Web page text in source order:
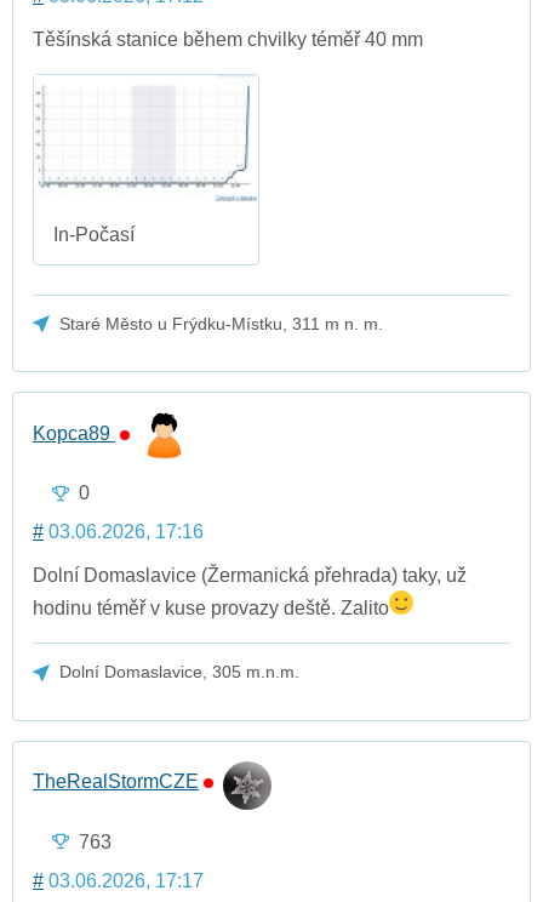
Těšínská stanice během chvilky téměř 40 mm
In-Počasí
Staré Město u Frýdku-Místku, 311 m n. m.
Kopca89
0
# 03.06.2026, 17:16
Dolní Domaslavice (Žermanická přehrada) taky, už
hodinu téměř v kuse provazy deště. Zalito
Dolní Domaslavice, 305 m.n.m.
TheRealStormCZE
763
# 03.06.2026, 17:17